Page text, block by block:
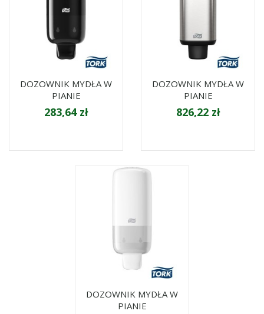
DOZOWNIK MYDŁA W
PIANIE
283,64 zł
DOZOWNIK MYDŁA W
PIANIE
826,22 zł
DOZOWNIK MYDŁA W
PIANIE